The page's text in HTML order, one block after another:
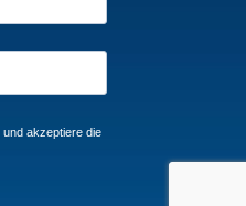
akzeptiere die